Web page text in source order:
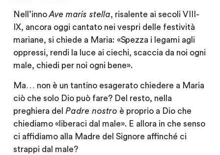
Nell’innoAve maris stella, risalente ai secoli VIII-
IX, ancora oggi cantato nei vespri delle festività
mariane, si chiede a Maria: «Spezza i legami agli
oppressi, rendi la luce ai ciechi, scaccia da noi ogni
male, chiedi per noi ogni bene».
Ma… non è un tantino esagerato chiedere a Maria
ciò che solo Dio può fare? Del resto, nella
preghiera del Padre nostro è proprio a Dio che
chiediamo «liberaci dal male». E allora in che senso
ci affidiamo alla Madre del Signore affinché ci
strappi dal male?